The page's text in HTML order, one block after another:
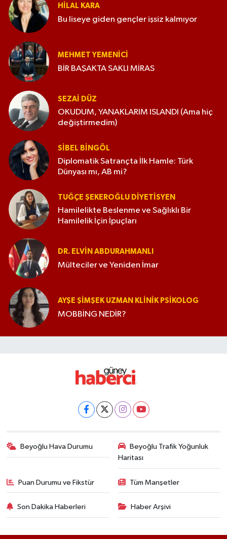
HILAL KARA
Bu liseye giden gençler işsiz kalmıyor
MEHMET YEMENICI
BİR BAŞAKTA SAKLI MİRAS
SEZAI DÜZ
OKUDUM, YANAKLARIM ISLANDI (Ama hiç
değiştirmedim)
SIBEL BINGÖL
Diplomatik Satrançta İlk Hamle: Türk
Dünyası mı, AB mi?
TUĞÇE ŞEKEROĞLU DIYETISYEN
Hamilelikte Beslenme ve Sağlıklı Bir
Hamilelik İçin İpuçları
DR. ELVIN ABDURAHMANLI
Mülteciler ve Yeniden İmar
AYŞE ŞIMŞEK UZMAN KLINIK PSIKOLOG
MOBBİNG NEDİR?
Beyoğlu Hava Durumu
Beyoğlu Trafik Yoğunluk
Haritası
Puan Durumu ve Fikstür Tüm Manşetler
Son Dakika Haberleri Haber Arşivi